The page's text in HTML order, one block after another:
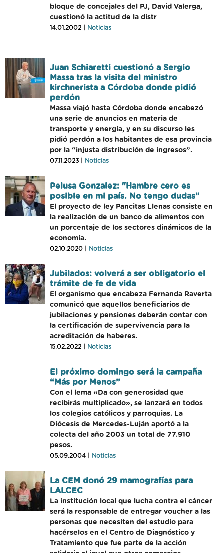
bloque de concejales del PJ, David Valerga,
cuestionó la actitud de la distr
14.01.2002 | Noticias
Juan Schiaretti cuestionó a Sergio
Massa tras la visita del ministro
kirchnerista a Córdoba donde pidió
perdón
Massa viajó hasta Córdoba donde encabezó
una serie de anuncios en materia de
transporte y energía, y en su discurso les
pidió perdón a los habitantes de esa provincia
por la “injusta distribución de ingresos”.
07.11.2023 | Noticias
Pelusa Gonzalez: "Hambre cero es
posible en mi país. No tengo dudas"
El proyecto de ley Pancitas Llenas consiste en
la realización de un banco de alimentos con
un porcentaje de los sectores dinámicos de la
economía.
02.10.2020 | Noticias
Jubilados: volverá a ser obligatorio el
trámite de fe de vida
El organismo que encabeza Fernanda Raverta
comunicó que aquellos beneficiarios de
jubilaciones y pensiones deberán contar con
la certificación de supervivencia para la
acreditación de haberes.
15.02.2022 | Noticias
El próximo domingo será la campaña
“Más por Menos”
Con el lema «Da con generosidad que
recibirás multiplicado», se lanzará en todos
los colegios católicos y parroquias. La
Diócesis de Mercedes-Luján aportó a la
colecta del año 2003 un total de 77.910
pesos.
05.09.2004 | Noticias
La CEM donó 29 mamografías para
LALCEC
La institución local que lucha contra el cáncer
será la responsable de entregar voucher a las
personas que necesiten del estudio para
hacérselos en el Centro de Diagnóstico y
Tratamiento que fue parte de la acción